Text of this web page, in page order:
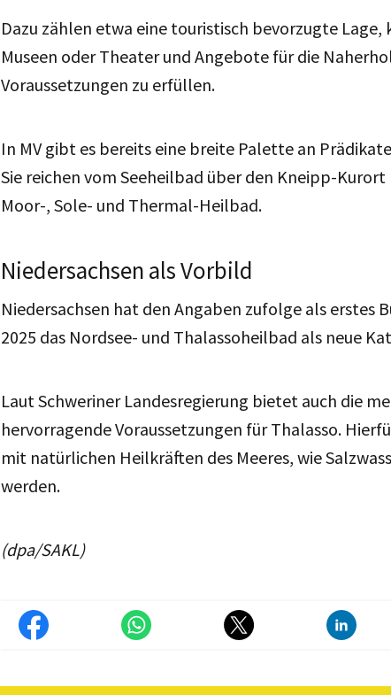
Dazu zählen etwa eine touristisch bevorzugte
Museen oder Theater und Angebote für die
Voraussetzungen zu erfüllen.
In MV gibt es bereits eine breite Palette an
Sie reichen vom Seeheilbad über den Kneipp-
Moor-, Sole- und Thermal-Heilbad.
Niedersachsen als Vorbild
Niedersachsen hat den Angaben zufolge als erstes
2025 das Nordsee- und Thalassoheilbad als neue
Laut Schweriner Landesregierung bietet auch die
hervorragende Voraussetzungen für Thalasso.
mit natürlichen Heilkräften des Meeres, wie
werden.
(dpa/SAKL)